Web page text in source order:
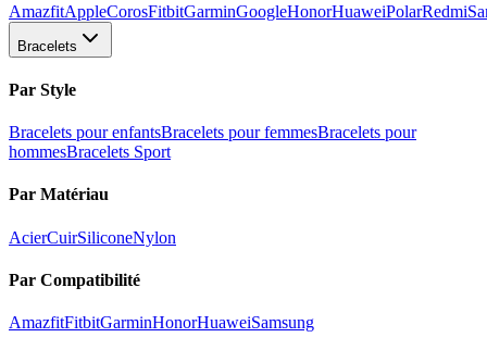
AmazfitAppleCorosFitbitGarminGoogleHonorHuaweiPolarRedmi
Bracelets
Par Style
Bracelets pour enfantsBracelets pour femmesBracelets pour
hommesBracelets Sport
Par Matériau
AcierCuirSiliconeNylon
Par Compatibilité
AmazfitFitbitGarminHonorHuaweiSamsung